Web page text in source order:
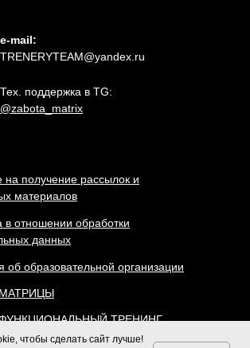
на получение рассылок и
материалов
об образовательной организации
в отношении обработки
данных
ТРЕНИНГ
e-mail:
TRENERYTEAM@yandex.ru
Тех. поддержка в TG:
@zabota_ matrix
чтобы сделать сайт лучше!